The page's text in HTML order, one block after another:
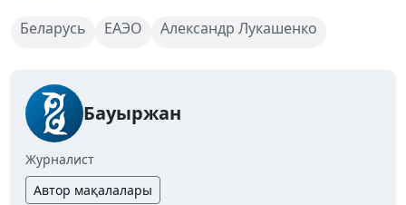
Беларусь ЕАЭО Александр Лукашенко
Бауыржан
Журналист
Автор мақалалары